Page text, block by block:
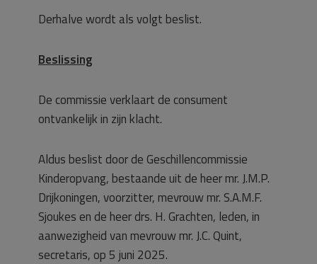
Derhalve wordt als volgt beslist.
Beslissing
De commissie verklaart de consument
ontvankelijk in zijn klacht.
Aldus beslist door de Geschillencommissie
Kinderopvang, bestaande uit de heer mr. J.M.P.
Drijkoningen, voorzitter, mevrouw mr. S.A.M.F.
Sjoukes en de heer drs. H. Grachten, leden, in
aanwezigheid van mevrouw mr. J.C. Quint,
secretaris, op 5 juni 2025.